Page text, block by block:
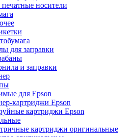
носители
для заправки
и заправки
для Epson
картриджи Epson
картриджи Epson
картриджи оригинальные